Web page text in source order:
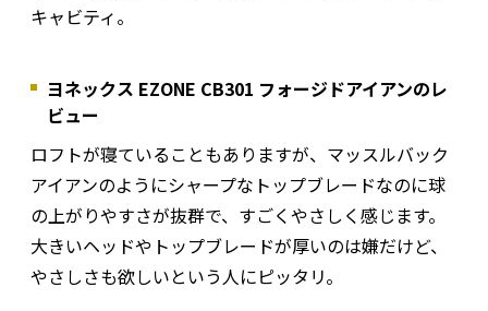
キャビティ。
ヨネックス EZONE CB301 フォージドアイアンのレ
ビュー
ロフトが寝ていることもありますが、マッスルバック
アイアンのようにシャープなトップブレードなのに球
の上がりやすさが抜群で、すごくやさしく感じます。
大きいヘッドやトップブレードが厚いのは嫌だけど、
やさしさも欲しいという人にピッタリ。